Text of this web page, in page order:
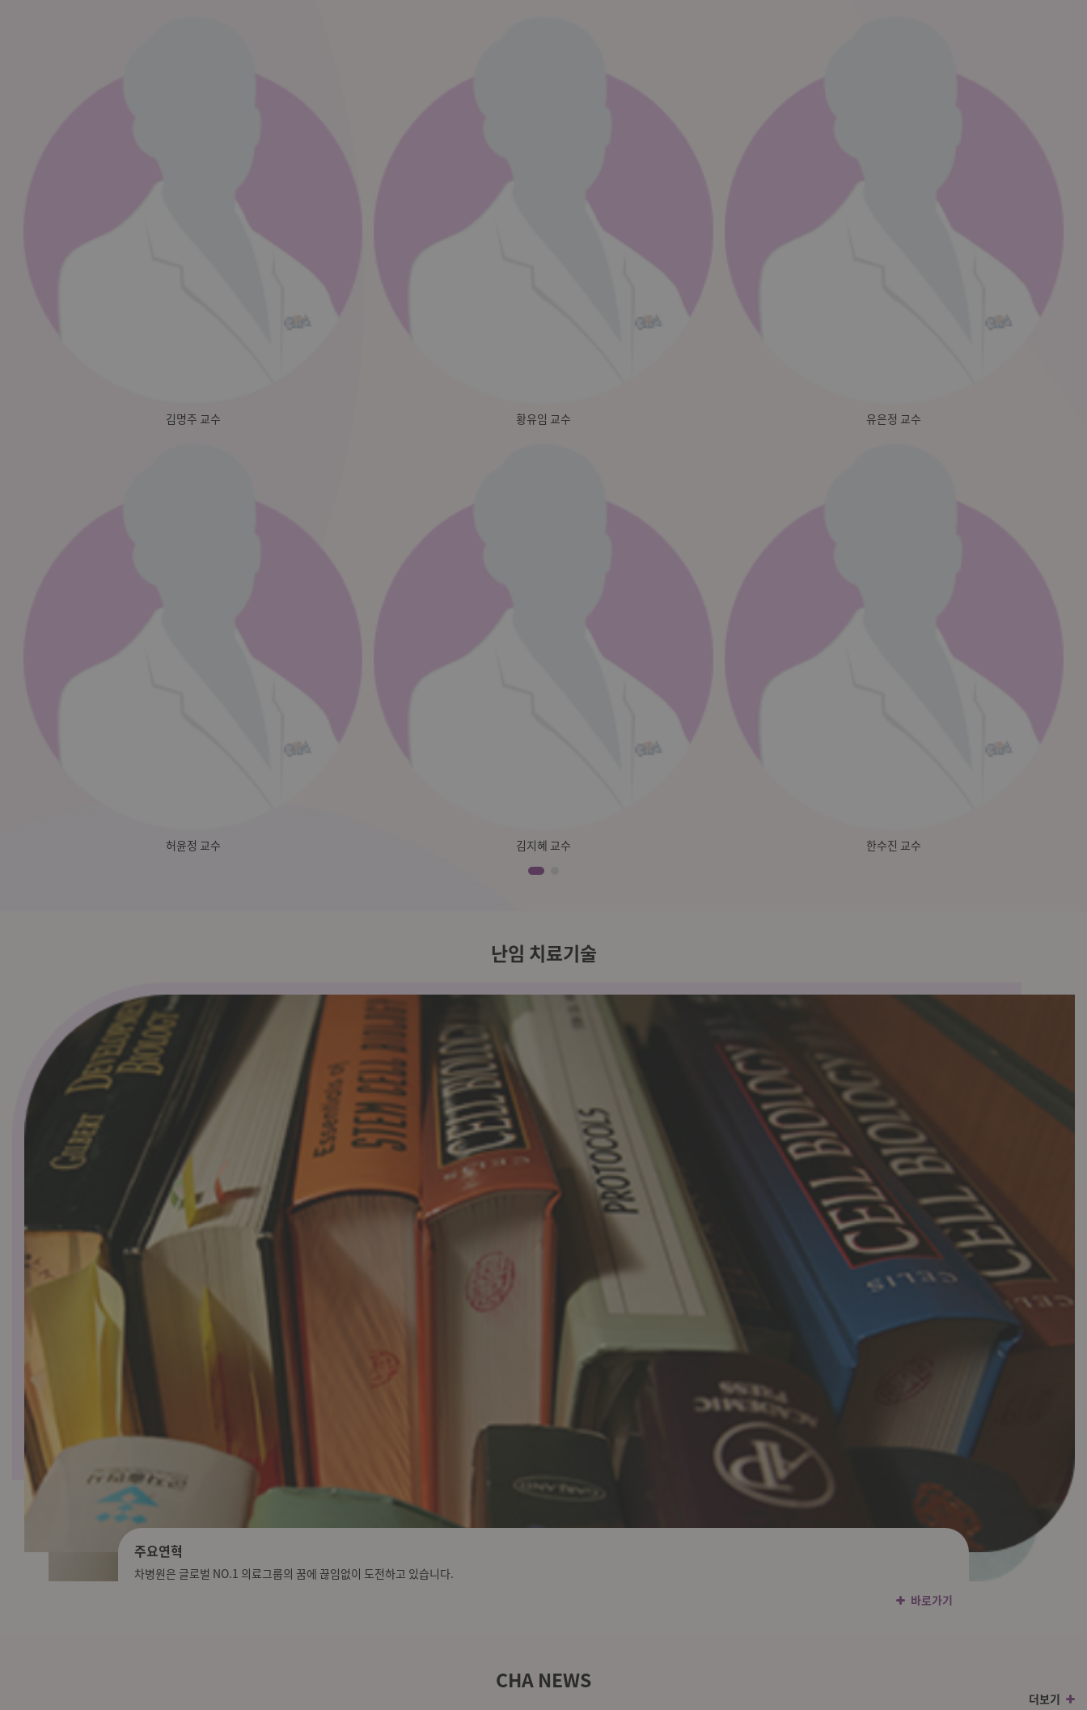
김명주 교수 황유임 교수 유은정 교수
허윤정 교수 김지혜 교수 한수진 교수
난임 치료기술
주요연혁
차병원은 글로벌 NO.1 의료그룹의 꿈에 끊임없이 도전하고 있습니다.
바로가기
수상경력
‘연구하며 진료하고, 진료하며 연구하는’ 차병원이 세계 의료의 새역사를 쓰겠습니다.
최신난임보조생식술
난임 치료의 가장 큰 서비스는 임신 성공률입니다. 세계 최고의 난임 치료 기술로 안전한 출산까지 62년 생식의학 산역사 차병원이기에 자신합니다.
소셜바이오뱅크
세계 최초로 성공한 최신 동결보존방법을 통해 임신과 출산 시기 조절을 원하는 여성의 난자를 동결 보존하며 향후 임신 가능성을 높이는 의학 시술을 말합니다.
유전학/착상전 유전진단
배아 염색체를 분석해 유전성 질환 유무를 진단한 후 정상 배아만을 선별하여 이식함으로써 유전적으로 정상적인 태아 임신을 도와주는 방법입니다.
CHA NEWS
더보기